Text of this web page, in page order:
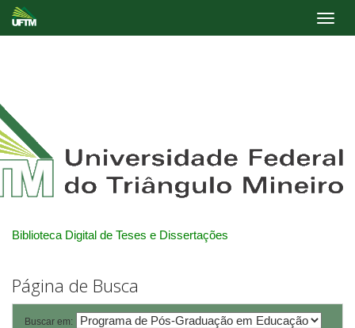
Biblioteca Digital de Teses e Dissertações
Página de Busca
Buscar em: